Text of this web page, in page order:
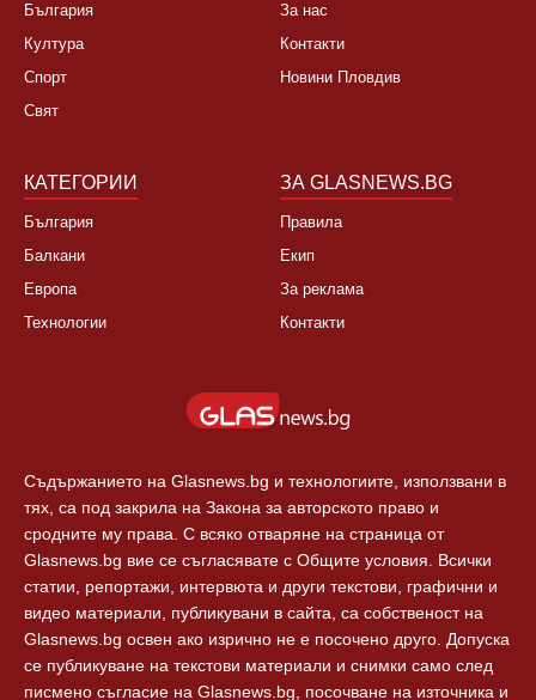
България
Култура
Спорт
Свят
За нас
Контакти
Новини Пловдив
КАТЕГОРИИ
България
Балкани
Европа
Технологии
ЗА GLASNEWS.BG
Правила
Екип
За реклама
Контакти
Съдържанието на Glasnews.bg и технологиите, използвани в
тях, са под закрила на Закона за авторското право и
сродните му права. С всяко отваряне на страница от
Glasnews.bg вие се съгласявате с Общите условия. Всички
статии, репортажи, интервюта и други текстови, графични и
видео материали, публикувани в сайта, са собственост на
Glasnews.bg освен ако изрично не е посочено друго. Допуска
се публикуване на текстови материали и снимки само след
писмено съгласие на Glasnews.bg, посочване на източника и